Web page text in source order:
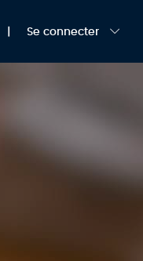
Se connecter